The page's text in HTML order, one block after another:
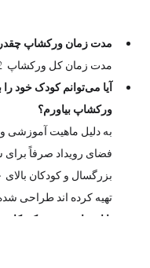
مدت زمان ورکشاپ
مدت زمان کل ورکشاپ  2 ساعت  است
آیا می‌توانم کودک خود
ورکشاپ بیاورم؟
به دلیل ماهیت آموزشی
تهیه کرده اند طراحی